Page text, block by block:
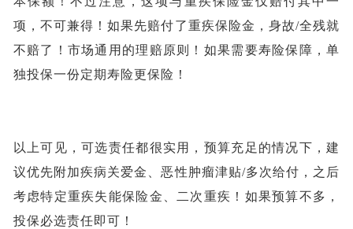
项，不可兼得！如果先赔付了重疾保险金，身故/全残就
不赔了！市场通用的理赔原则！如果需要寿险保障，单
独投保一份定期寿险更保险！
以上可见，可选责任都很实用，预算充足的情况下，建
议优先附加疾病关爱金、恶性肿瘤津贴/多次给付，之后
考虑特定重疾失能保险金、二次重疾！如果预算不多，
投保必选责任即可！